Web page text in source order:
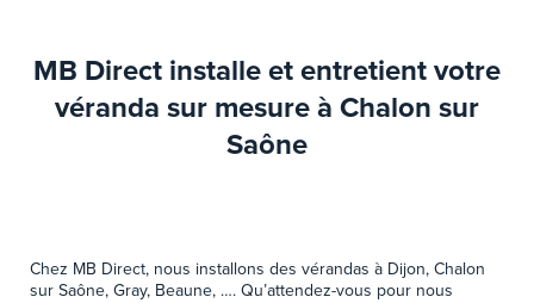
MB Direct installe et entretient votre
véranda sur mesure à Chalon sur
Saône
Chez MB Direct, nous installons des vérandas à Dijon, Chalon
sur Saône, Gray, Beaune, …. Qu’attendez-vous pour nous